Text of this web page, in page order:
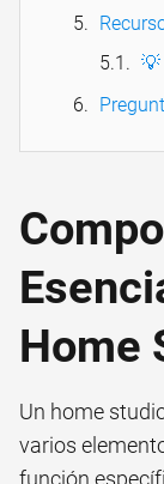
💡
Home
Un home
varios
función